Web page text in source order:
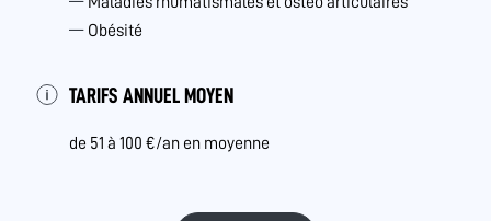
Obésité
TARIFS ANNUEL MOYEN
de 51 à 100 €/an en moyenne